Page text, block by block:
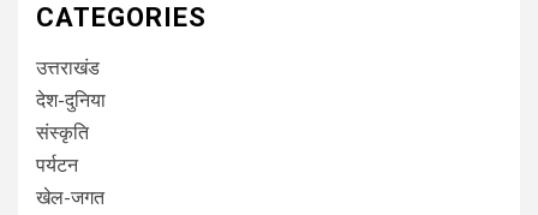
CATEGORIES
उत्तराखंड
देश-दुनिया
संस्कृति
पर्यटन
खेल-जगत